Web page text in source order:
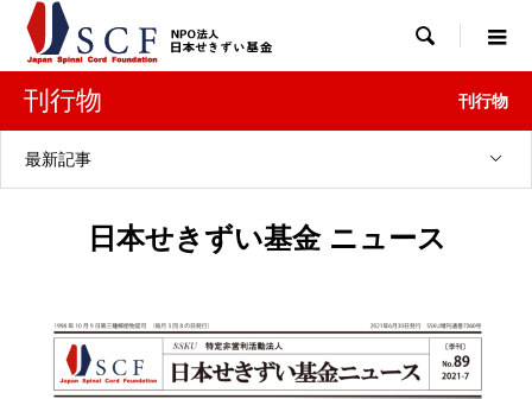

刊行物 刊行物
最新記事
日本せきずい基金 ニュース